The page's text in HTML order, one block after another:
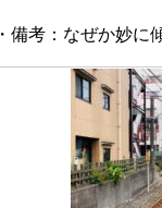
・備考：なぜか妙